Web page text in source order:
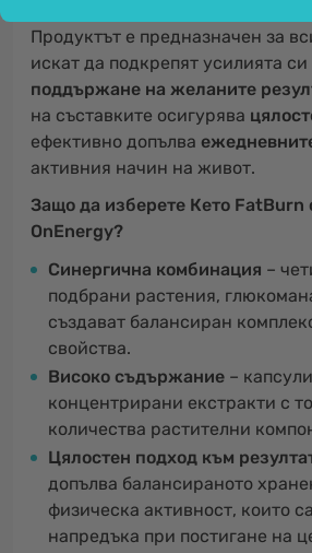
Продуктът е предназначен за
искат да подкрепят усилията си
поддържане на желаните
на съставките осигурява
ефективно допълва
активния начин на живот.
Защо да изберете Кето FatBurn
OnEnergy?
Синергична комбинация –
подбрани растения,
създават балансиран
свойства.
Високо съдържание –
концентрирани екстракти с
количества растителни
Цялостен подход към
допълва балансираното
физическа активност, които
напредъка при постигане на